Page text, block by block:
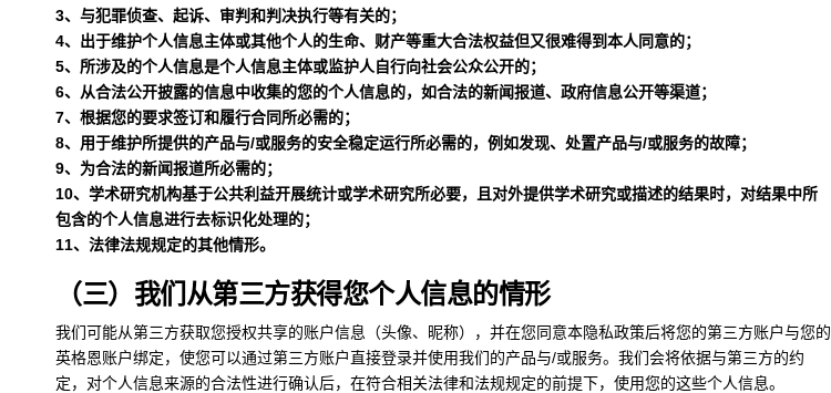
3、与犯罪侦查、起诉、审判和判决执行等有关的；
4、出于维护个人信息主体或其他个人的生命、财产等重大合法权益但又很难得到本人同意的；
5、所涉及的个人信息是个人信息主体或监护人自行向社会公众公开的；
6、从合法公开披露的信息中收集的您的个人信息的，如合法的新闻报道、政府信息公开等渠道；
7、根据您的要求签订和履行合同所必需的；
8、用于维护所提供的产品与/或服务的安全稳定运行所必需的，例如发现、处置产品与/或服务的故障；
9、为合法的新闻报道所必需的；
10、学术研究机构基于公共利益开展统计或学术研究所必要，且对外提供学术研究或描述的结果时，对结果中所
包含的个人信息进行去标识化处理的；
11、法律法规规定的其他情形。
（三）我们从第三方获得您个人信息的情形
我们可能从第三方获取您授权共享的账户信息（头像、昵称），并在您同意本隐私政策后将您的第三方账户与您的
英格恩账户绑定，使您可以通过第三方账户直接登录并使用我们的产品与/或服务。我们会将依据与第三方的约
定，对个人信息来源的合法性进行确认后，在符合相关法律和法规规定的前提下，使用您的这些个人信息。